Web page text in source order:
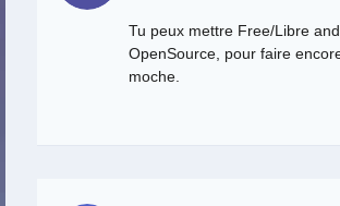
Tu peux mettre Free/Libre
OpenSource, pour faire
moche.